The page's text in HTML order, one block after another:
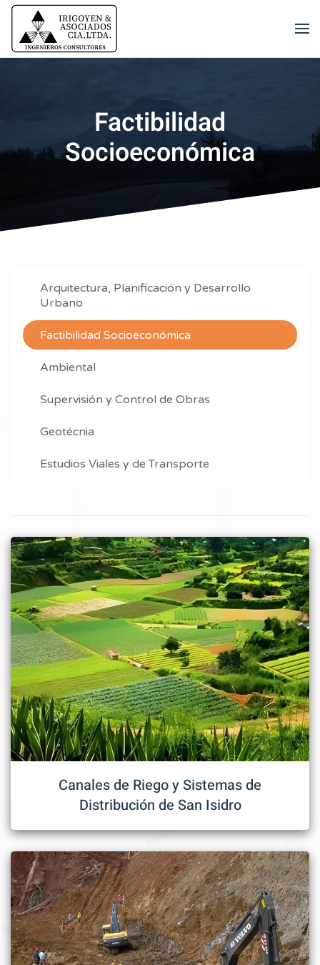
Skip to main content
Factibilidad
Socioeconómica
Arquitectura, Planificación y Desarrollo
Urbano
Factibilidad Socioeconómica
Ambiental
Supervisión y Control de Obras
Geotécnia
Estudios Viales y de Transporte
Canales de Riego y Sistemas de
Distribución de San Isidro